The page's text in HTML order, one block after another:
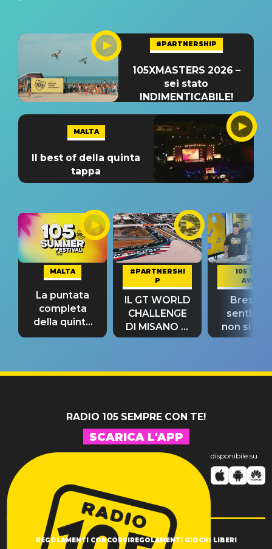
#PARTNERSHIP
105XMASTERS 2026 –
sei stato
INDIMENTICABILE!
MALTA
Il best of della quinta
tappa
MALTA
La puntata
completa
della quinta
tappa
#PARTNERSHI
P
IL GT WORLD
CHALLENGE
DI MISANO si
riconferma
105 TAKE
AWAY
Bresh:
non si
fino alla
RADIO 105 SEMPRE CON TE!
SCARICA L'APP
disponibile su
REGOLAMENTI CONCORSIREGOLAMENTI GIOCHI LIBERI